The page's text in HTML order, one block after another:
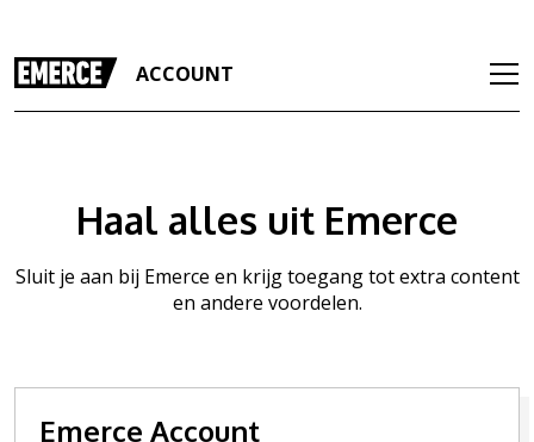
ACCOUNT
Haal alles uit Emerce
Sluit je aan bij Emerce en krijg toegang tot extra content
en andere voordelen.
Emerce Account